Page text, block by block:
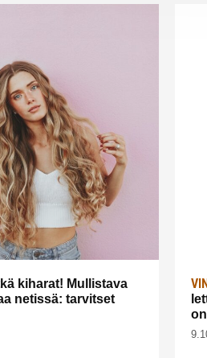
kiharat! Mullistava
netissä: tarvitset